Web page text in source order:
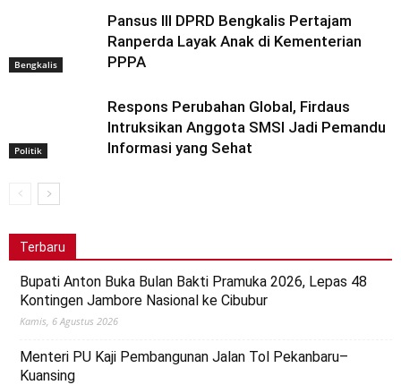
Bengkalis
Pansus III DPRD Bengkalis Pertajam
Ranperda Layak Anak di Kementerian
PPPA
Politik
Respons Perubahan Global, Firdaus
Intruksikan Anggota SMSI Jadi Pemandu
Informasi yang Sehat
Terbaru
Bupati Anton Buka Bulan Bakti Pramuka 2026, Lepas 48
Kontingen Jambore Nasional ke Cibubur
Kamis, 6 Agustus 2026
Menteri PU Kaji Pembangunan Jalan Tol Pekanbaru–
Kuansing